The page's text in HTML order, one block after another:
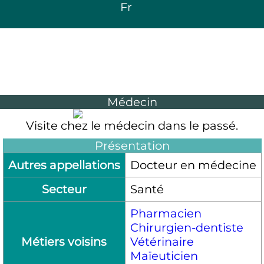
Fr
Médecin
Visite chez le médecin dans le passé.
Présentation
Autres appellations
Docteur en médecine
Secteur
Santé
Métiers voisins
Pharmacien
Chirurgien-dentiste
Vétérinaire
Maïeuticien